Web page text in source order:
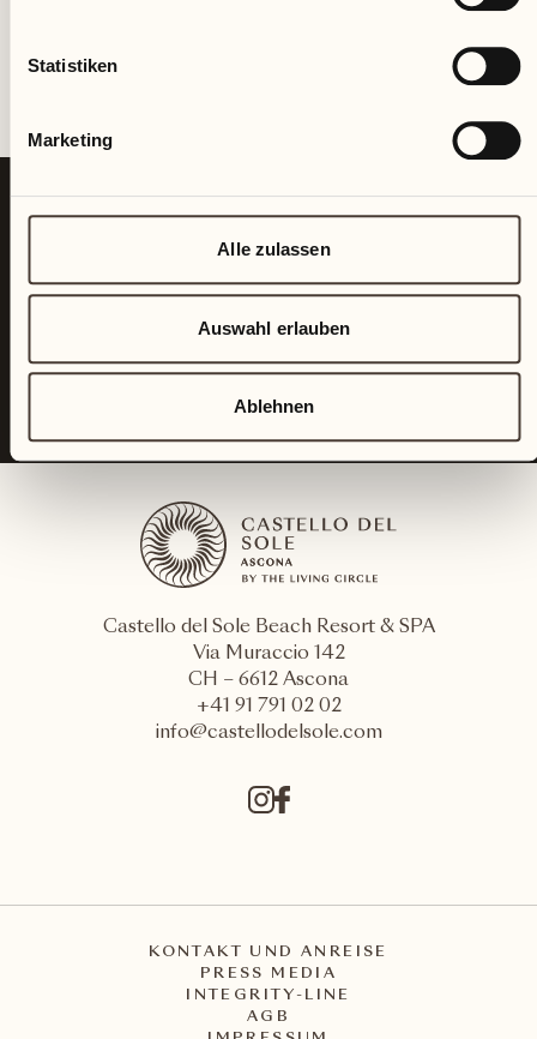
Statistiken
Marketing
Alle zulassen
Auswahl erlauben
Ablehnen
Castello del Sole Beach Resort & SPA
Via Muraccio 142
CH – 6612 Ascona
+41 91 791 02 02
info@castellodelsole.com
KONTAKT UND ANREISE
PRESS MEDIA
INTEGRITY-LINE
AGB